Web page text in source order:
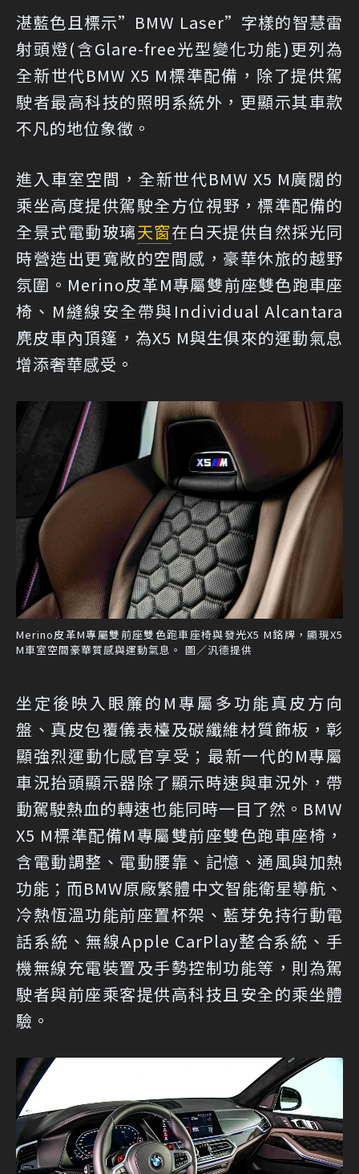
湛藍色且標示”BMW Laser”字樣的智慧雷
射頭燈(含Glare-free光型變化功能)更列為
全新世代BMW X5 M標準配備，除了提供駕
駛者最高科技的照明系統外，更顯示其車款
不凡的地位象徵。
進入車室空間，全新世代BMW X5 M廣闊的
乘坐高度提供駕駛全方位視野，標準配備的
全景式電動玻璃天窗在白天提供自然採光同
時營造出更寬敞的空間感，豪華休旅的越野
氛圍。Merino皮革M專屬雙前座雙色跑車座
椅、M縫線安全帶與Individual Alcantara
麂皮車內頂篷，為X5 M與生俱來的運動氣息
增添奢華感受。
Merino皮革M專屬雙前座雙色跑車座椅與發光X5 M銘牌，顯現X5
M車室空間豪華質感與運動氣息。 圖／汎德提供
坐定後映入眼簾的M專屬多功能真皮方向
盤、真皮包覆儀表檯及碳纖維材質飾板，彰
顯強烈運動化感官享受；最新一代的M專屬
車況抬頭顯示器除了顯示時速與車況外，帶
動駕駛熱血的轉速也能同時一目了然。BMW
X5 M標準配備M專屬雙前座雙色跑車座椅，
含電動調整、電動腰靠、記憶、通風與加熱
功能；而BMW原廠繁體中文智能衛星導航、
冷熱恆溫功能前座置杯架、藍芽免持行動電
話系統、無線Apple CarPlay整合系統、手
機無線充電裝置及手勢控制功能等，則為駕
駛者與前座乘客提供高科技且安全的乘坐體
驗。